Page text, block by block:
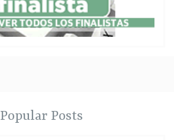
Popular Posts